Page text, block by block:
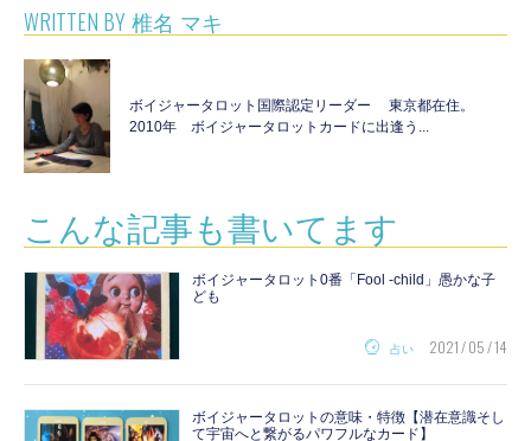
WRITTEN BY 椎名 マキ
ボイジャータロット国際認定リーダー 東京都在住。
2010年 ボイジャータロットカードに出逢う...
こんな記事も書いてます
ボイジャータロット0番「Fool -child」愚かな子
ども
占い 2021 / 05 / 14
ボイジャータロットの意味・特徴【潜在意識そし
て宇宙へと繋がるパワフルなカード】